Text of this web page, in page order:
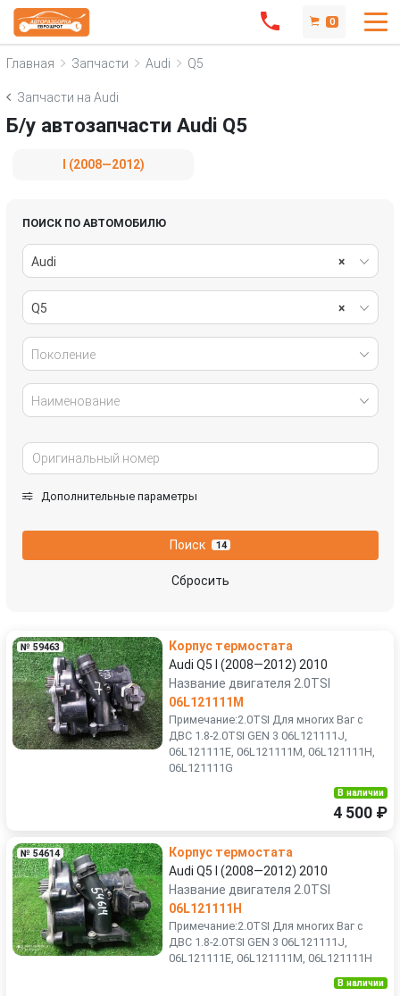
0
Главная Запчасти Audi Q5
Запчасти на Audi
Б/у автозапчасти Audi Q5
I (2008—2012)
ПОИСК ПО АВТОМОБИЛЮ
×
Audi
×
Q5
Поколение
Наименование
Дополнительные параметры
Поиск 14
Сбросить
№ 59463
Корпус термостата
Audi Q5 I (2008—2012) 2010
Название двигателя 2.0TSI
06L121111M
Примечание:2.0TSI Для многих Ваг с
ДВС 1.8-2.0TSI GEN 3 06L121111J,
06L121111E, 06L121111M, 06L121111H,
06L121111G
В наличии
4 500 ₽
№ 54614
Корпус термостата
Audi Q5 I (2008—2012) 2010
Название двигателя 2.0TSI
06L121111H
Примечание:2.0TSI Для многих Ваг с
ДВС 1.8-2.0TSI GEN 3 06L121111J,
06L121111E, 06L121111M, 06L121111H
В наличии